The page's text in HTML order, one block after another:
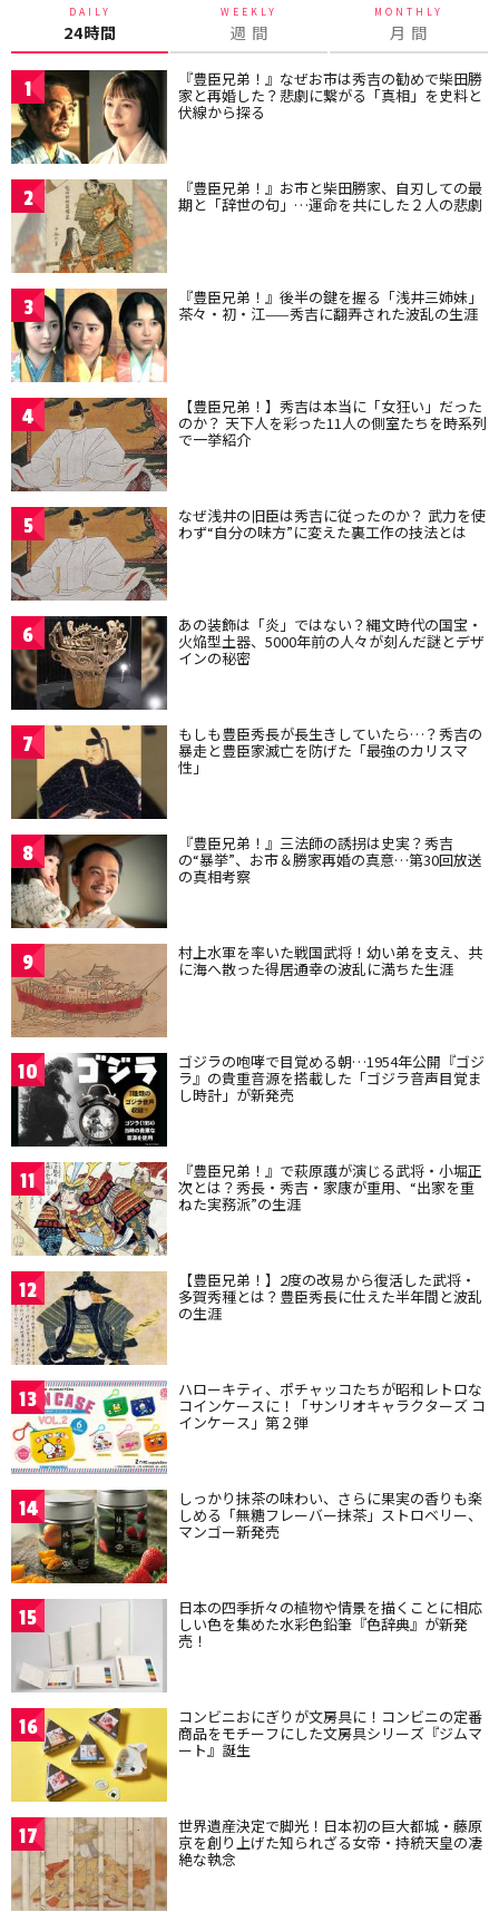
DAILY
24時間
WEEKLY
週 間
MONTHLY
月 間
1 『豊臣兄弟！』なぜお市は秀吉の勧めで柴田勝
家と再婚した？悲劇に繋がる「真相」を史料と
伏線から探る
2 『豊臣兄弟！』お市と柴田勝家、自刃しての最
期と「辞世の句」…運命を共にした２人の悲劇
3 『豊臣兄弟！』後半の鍵を握る「浅井三姉妹」
茶々・初・江——秀吉に翻弄された波乱の生涯
4 【豊臣兄弟！】秀吉は本当に「女狂い」だった
のか？ 天下人を彩った11人の側室たちを時系列
で一挙紹介
5 なぜ浅井の旧臣は秀吉に従ったのか？ 武力を使
わず“自分の味方”に変えた裏工作の技法とは
6 あの装飾は「炎」ではない？縄文時代の国宝・
火焔型土器、5000年前の人々が刻んだ謎とデザ
インの秘密
7 もしも豊臣秀長が長生きしていたら…？秀吉の
暴走と豊臣家滅亡を防げた「最強のカリスマ
性」
8 『豊臣兄弟！』三法師の誘拐は史実？秀吉
の“暴挙”、お市＆勝家再婚の真意…第30回放送
の真相考察
9 村上水軍を率いた戦国武将！幼い弟を支え、共
に海へ散った得居通幸の波乱に満ちた生涯
10 ゴジラの咆哮で目覚める朝…1954年公開『ゴジ
ラ』の貴重音源を搭載した「ゴジラ音声目覚ま
し時計」が新発売
11 『豊臣兄弟！』で萩原護が演じる武将・小堀正
次とは？秀長・秀吉・家康が重用、“出家を重
ねた実務派”の生涯
12 【豊臣兄弟！】2度の改易から復活した武将・
多賀秀種とは？豊臣秀長に仕えた半年間と波乱
の生涯
13 ハローキティ、ポチャッコたちが昭和レトロな
コインケースに！「サンリオキャラクターズ コ
インケース」第２弾
14 しっかり抹茶の味わい、さらに果実の香りも楽
しめる「無糖フレーバー抹茶」ストロベリー、
マンゴー新発売
15 日本の四季折々の植物や情景を描くことに相応
しい色を集めた水彩色鉛筆『色辞典』が新発
売！
16 コンビニおにぎりが文房具に！コンビニの定番
商品をモチーフにした文房具シリーズ『ジムマ
ート』誕生
17 世界遺産決定で脚光！日本初の巨大都城・藤原
京を創り上げた知られざる女帝・持統天皇の凄
絶な執念